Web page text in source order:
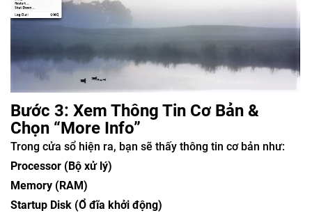
Bước 3: Xem Thông Tin Cơ Bản &
Chọn “More Info”
Trong cửa sổ hiện ra, bạn sẽ thấy thông tin cơ bản như:
Processor (Bộ xử lý)
Memory (RAM)
Startup Disk (Ổ đĩa khởi động)